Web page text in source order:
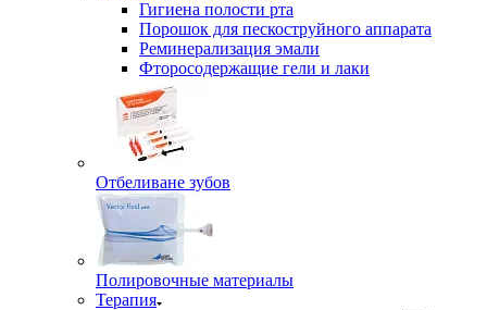
Гигиена полости рта
Порошок для пескоструйного аппарата
Реминерализация эмали
Фторосодержащие гели и лаки
Отбеливане зубов
Полировочные материалы
Терапия